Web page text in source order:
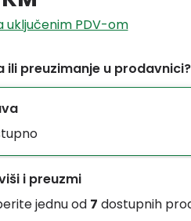
uključenim PDV-om
ili preuzimanje u prodavnici?
i preuzmi
jednu od 7 dostupnih